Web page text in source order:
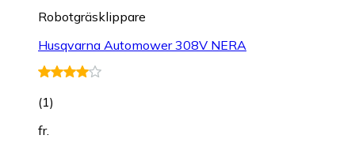
Robotgräsklippare
Husqvarna Automower 308V NERA
(1)
fr.